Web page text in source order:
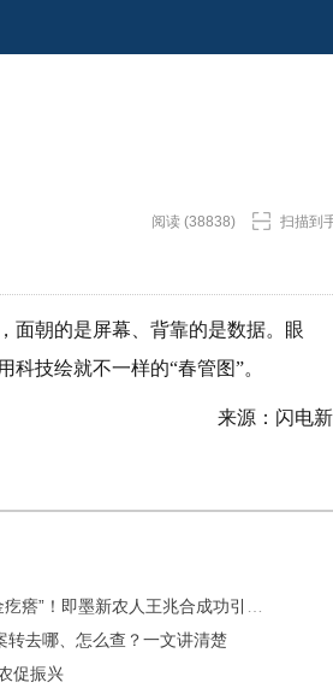
阅读 (38838) 扫描到
面朝的是屏幕、背靠的是数据。眼
技绘就不一样的“春管图”。
来源：闪电
转去哪、怎么查？一文讲清楚
促振兴